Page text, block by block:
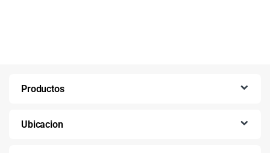
Productos
Ubicacion